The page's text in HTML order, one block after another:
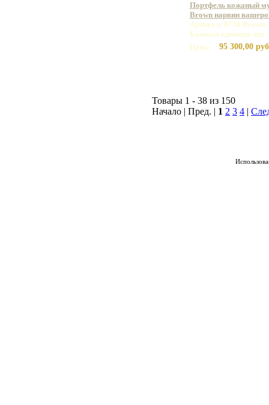
Портфель кожаный
Brown нарвин
Артикул: 9730 Brown
Базовая единица: шт
Цена:
95 300,00
Товары 1 - 38 из 150
Начало | Пред. | 1 2 3 4